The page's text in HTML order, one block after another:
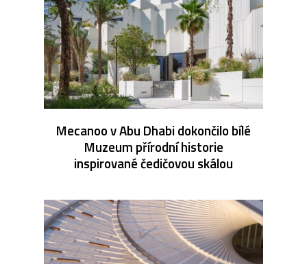
Mecanoo v Abu Dhabi dokončilo bílé
Muzeum přírodní historie
inspirované čedičovou skálou